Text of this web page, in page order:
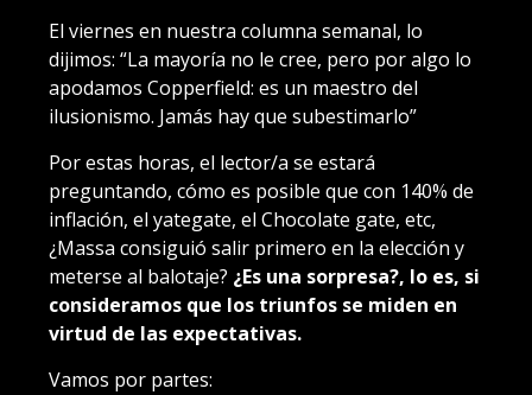
El viernes en nuestra columna semanal, lo
dijimos: “La mayoría no le cree, pero por algo lo
apodamos Copperfield: es un maestro del
ilusionismo. Jamás hay que subestimarlo”
Por estas horas, el lector/a se estará
preguntando, cómo es posible que con 140% de
inflación, el yategate, el Chocolate gate, etc,
¿Massa consiguió salir primero en la elección y
meterse al balotaje? ¿Es una sorpresa?, lo es, si
consideramos que los triunfos se miden en
virtud de las expectativas.
Vamos por partes: